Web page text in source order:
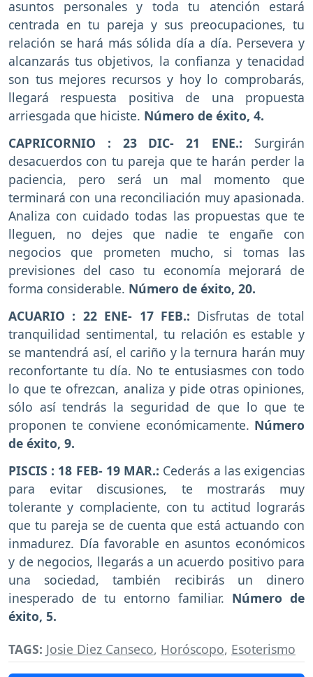
asuntos personales y toda tu atención estará
centrada en tu pareja y sus preocupaciones, tu
relación se hará más sólida día a día. Persevera y
alcanzarás tus objetivos, la confianza y tenacidad
son tus mejores recursos y hoy lo comprobarás,
llegará respuesta positiva de una propuesta
arriesgada que hiciste. Número de éxito, 4.
CAPRICORNIO : 23 DIC- 21 ENE.: Surgirán
desacuerdos con tu pareja que te harán perder la
paciencia, pero será un mal momento que
terminará con una reconciliación muy apasionada.
Analiza con cuidado todas las propuestas que te
lleguen, no dejes que nadie te engañe con
negocios que prometen mucho, si tomas las
previsiones del caso tu economía mejorará de
forma considerable. Número de éxito, 20.
ACUARIO : 22 ENE- 17 FEB.: Disfrutas de total
tranquilidad sentimental, tu relación es estable y
se mantendrá así, el cariño y la ternura harán muy
reconfortante tu día. No te entusiasmes con todo
lo que te ofrezcan, analiza y pide otras opiniones,
sólo así tendrás la seguridad de que lo que te
proponen te conviene económicamente. Número
de éxito, 9.
PISCIS : 18 FEB- 19 MAR.: Cederás a las exigencias
para evitar discusiones, te mostrarás muy
tolerante y complaciente, con tu actitud lograrás
que tu pareja se de cuenta que está actuando con
inmadurez. Día favorable en asuntos económicos
y de negocios, llegarás a un acuerdo positivo para
una sociedad, también recibirás un dinero
inesperado de tu entorno familiar. Número de
éxito, 5.
TAGS: Josie Diez Canseco, Horóscopo, Esoterismo